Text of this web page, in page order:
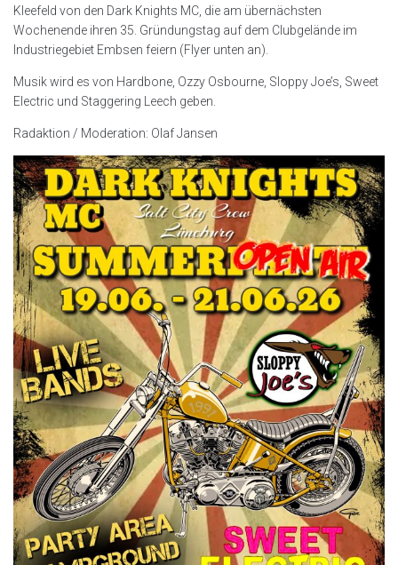
Kleefeld von den Dark Knights MC, die am übernächsten
Wochenende ihren 35. Gründungstag auf dem Clubgelände im
Industriegebiet Embsen feiern (Flyer unten an).
Musik wird es von Hardbone, Ozzy Osbourne, Sloppy Joe’s, Sweet
Electric und Staggering Leech geben.
Radaktion / Moderation: Olaf Jansen